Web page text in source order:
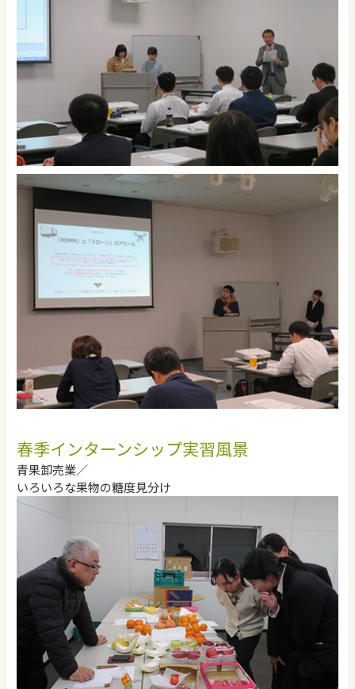
春季インターンシップ実習風景
青果卸売業／
いろいろな果物の糖度見分け